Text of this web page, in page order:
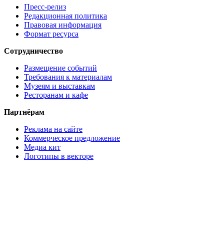
Пресс-релиз
Редакционная политика
Правовая информация
Формат ресурса
Сотрудничество
Размещение событий
Требования к материалам
Музеям и выставкам
Ресторанам и кафе
Партнёрам
Реклама на сайте
Коммерческое предложение
Медиа кит
Логотипы в векторе